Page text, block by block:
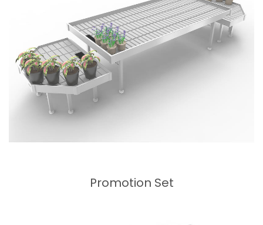
Promotion Set